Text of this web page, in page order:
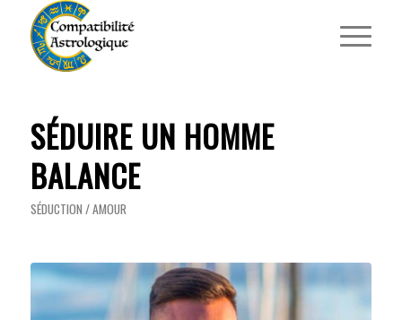
SÉDUIRE UN HOMME
BALANCE
SÉDUCTION / AMOUR